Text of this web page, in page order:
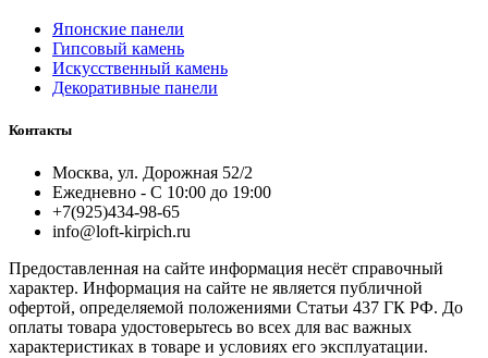
Японские панели
Гипсовый камень
Искусственный камень
Декоративные панели
Контакты
Москва, ул. Дорожная 52/2
Ежедневно - С 10:00 до 19:00
+7(925)434-98-65
info@loft-kirpich.ru
Предоставленная на сайте информация несёт справочный
характер. Информация на сайте не является публичной
офертой, определяемой положениями Статьи 437 ГК РФ. До
оплаты товара удостоверьтесь во всех для вас важных
характеристиках в товаре и условиях его эксплуатации.